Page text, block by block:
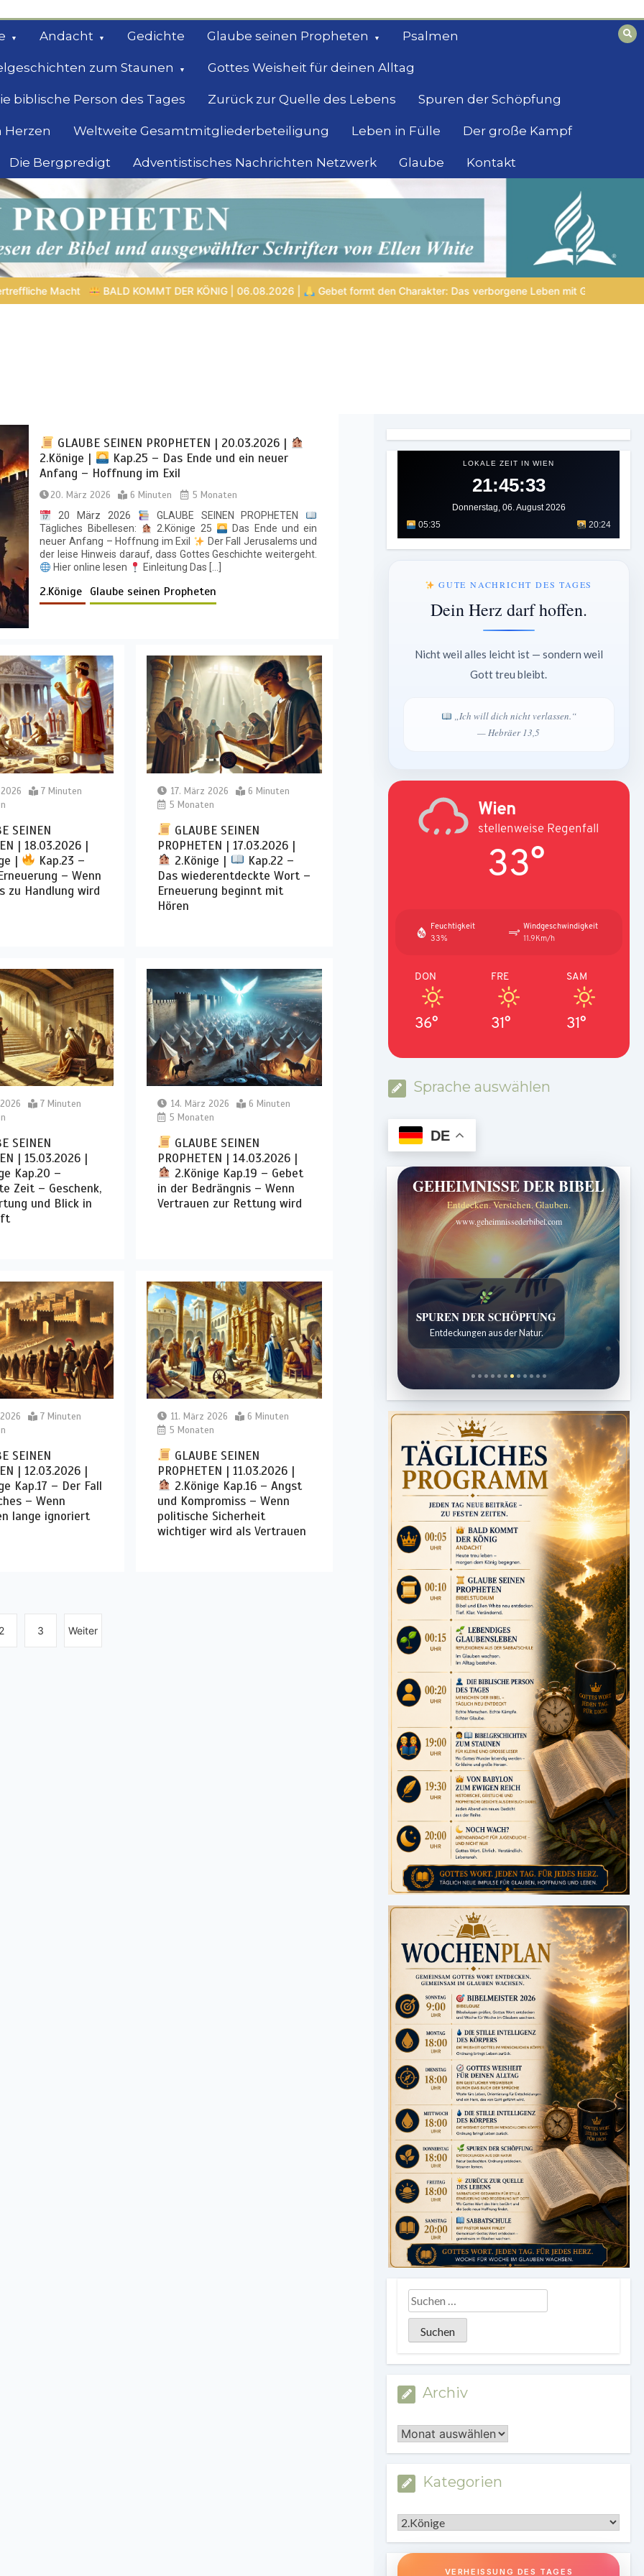
Andacht Gedichte Glaube seinen Propheten Psalmen
zum Staunen Gottes Weisheit für deinen Alltag
biblische Person des Tages Zurück zur Quelle des Lebens Spuren der Schöpfung
Herzen Weltweite Gesamtmitgliederbeteiligung Leben in Fülle Der große Kampf
Die Bergpredigt Adventistisches Nachrichten Netzwerk Glaube Kontakt
KÖNIG | 06.08.2026 | Gebet formt den Charakter: Das verborgene Leben mit Gott NOCH WACH? | 05.08.2026 |
GLAUBE SEINEN PROPHETEN | 20.03.2026 |
2.Könige |
Kap.25 – Das Ende und ein neuer
Anfang – Hoffnung im Exil
20. März 2026 6 Minuten
5 Monaten
20 März 2026
GLAUBE SEINEN PROPHETEN
Tägliches Bibellesen:
2.Könige 25
Das Ende und ein
neuer Anfang – Hoffnung im Exil
Der Fall Jerusalems und
der leise Hinweis darauf, dass Gottes Geschichte weitergeht.
Hier online lesen
Einleitung Das […]
2.Könige Glaube seinen Propheten
7 Minuten
SEINEN
| 18.03.2026 |
|
Kap.23 –
– Wenn
zu Handlung wird
17. März 2026
6 Minuten
5 Monaten
GLAUBE SEINEN
PROPHETEN | 17.03.2026 |
2.Könige |
Kap.22 –
Das wiederentdeckte Wort –
Erneuerung beginnt mit
Hören
7 Minuten
SEINEN
| 15.03.2026 |
Kap.20 –
Zeit – Geschenk,
und Blick in
14. März 2026
6 Minuten
5 Monaten
GLAUBE SEINEN
PROPHETEN | 14.03.2026 |
2.Könige Kap.19 – Gebet
in der Bedrängnis – Wenn
Vertrauen zur Rettung wird
7 Minuten
SEINEN
| 12.03.2026 |
Kap.17 – Der Fall
– Wenn
lange ignoriert
11. März 2026
6 Minuten
5 Monaten
GLAUBE SEINEN
PROPHETEN | 11.03.2026 |
2.Könige Kap.16 – Angst
und Kompromiss – Wenn
politische Sicherheit
wichtiger wird als Vertrauen
3 Weiter
LOKALE ZEIT IN WIEN
21:45:35
Donnerstag, 06. August 2026
05:35
20:24
GUTE NACHRICHT DES TAGES
Dein Herz darf hoffen.
Nicht weil alles leicht ist — sondern weil
Gott treu bleibt.
„Ich will dich nicht verlassen.“
— Hebräer 13,5
Wien
stellenweise Regenfall
33°
Feuchtigkeit
33%
Windgeschwindigkeit
11.9Km/h
DON
36°
FRE
31°
SAM
31°
Sprache auswählen
DE
GEHEIMNISSE DER BIBEL
Entdecken. Verstehen. Glauben.
www.geheimnissederbibel.com
SPUREN DER SCHÖPFUNG
Entdeckungen aus der Natur.
Archiv
Archiv
Kategorien
Kategorien
VERHEISSUNG DES TAGES